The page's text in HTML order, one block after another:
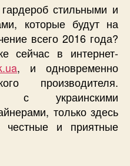
стильными и
которые будут на
всего 2016 года?
сейчас в интернет-
, и одновременно
производителя.
с украинскими
только здесь
и приятные